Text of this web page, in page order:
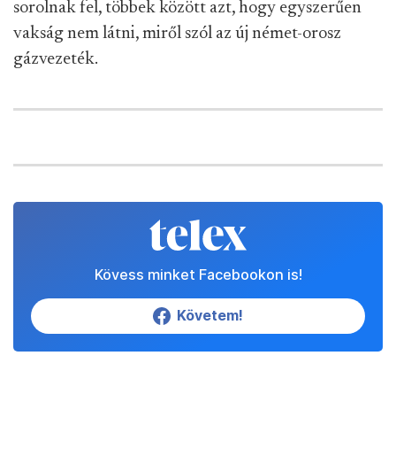
sorolnak fel, többek között azt, hogy egyszerűen
vakság nem látni, miről szól az új német-orosz
gázvezeték.
Kövess minket Facebookon is!
Követem!